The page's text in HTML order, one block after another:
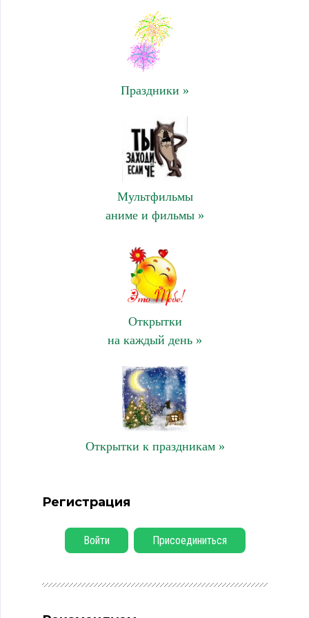
Праздники »
Мультфильмы
аниме и фильмы »
Открытки
на каждый день »
Открытки к праздникам »
Регистрация
Войти Присоединиться